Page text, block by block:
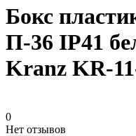
Бокс
П-36 IP41
Kranz KR-
0
Нет отзывов